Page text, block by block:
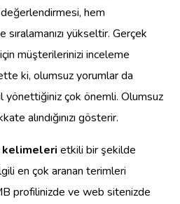
hem
sıralamanızı yükseltir. Gerçek
müşterilerinizi inceleme
ki, olumsuz yorumlar da
yönettiğiniz çok önemli. Olumsuz
alındığınızı gösterir.
kelimeleri etkili bir şekilde
en çok aranan terimleri
profilinizde ve web sitenizde